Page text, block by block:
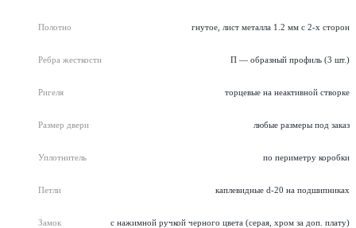
гнутое, лист металла 1.2 мм с 2-х сторон
Полотно
П — образный профиль (3 шт.)
Ребра жесткости
торцевые на неактивной створке
Ригеля
любые размеры под заказ
Размер двери
по периметру коробки
Уплотнитель
каплевидные d-20 на подшипниках
Петли
с нажимной ручкой черного цвета (серая, хром за доп. плату)
Замок